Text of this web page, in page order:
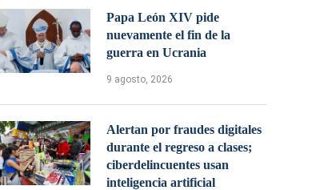
Papa León XIV pide
nuevamente el fin de la
guerra en Ucrania
9 agosto, 2026
Alertan por fraudes digitales
durante el regreso a clases;
ciberdelincuentes usan
inteligencia artificial